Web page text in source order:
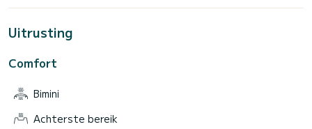
Uitrusting
Comfort
Bimini
Achterste bereik